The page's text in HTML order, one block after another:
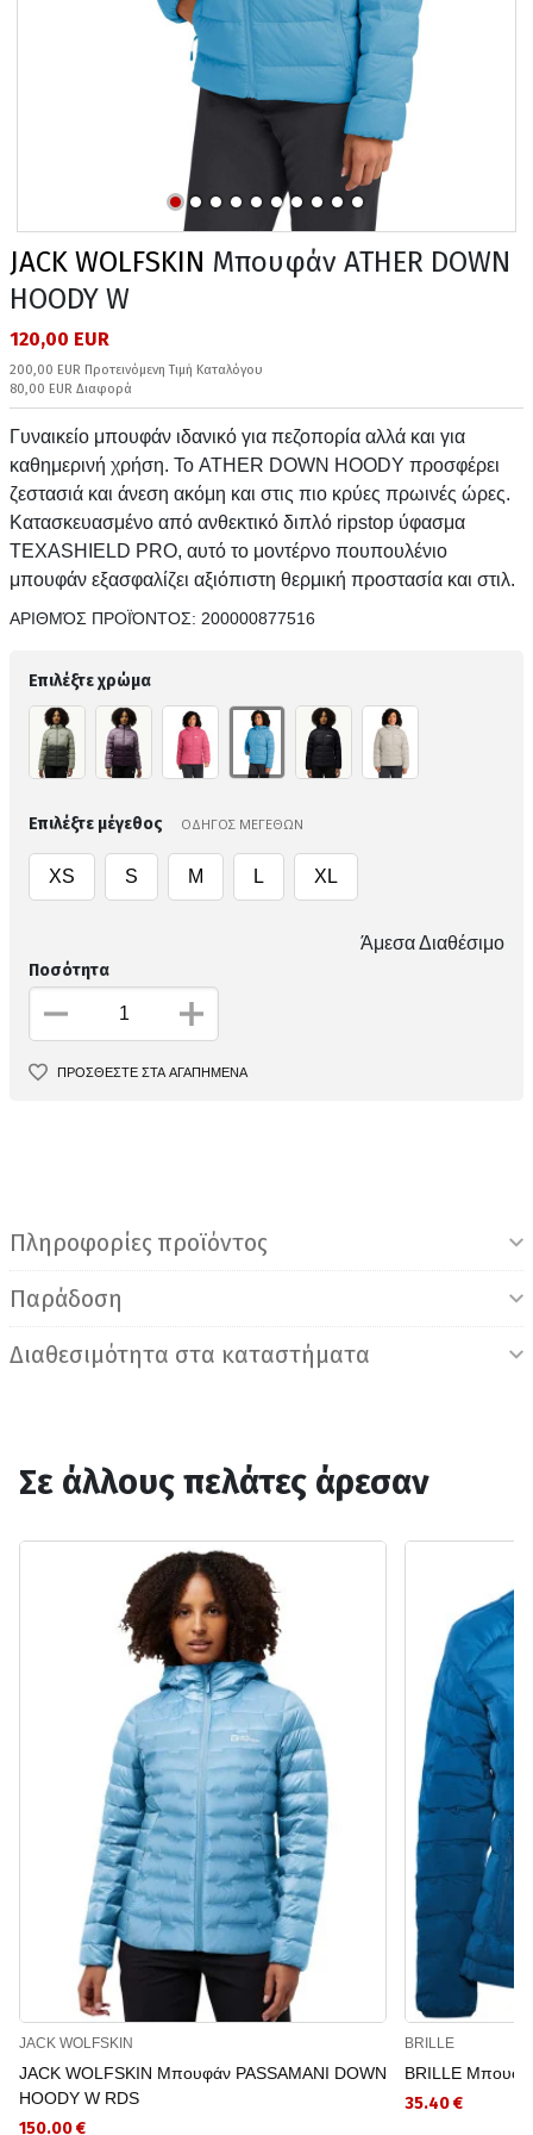
JACK WOLFSKIN Μπουφάν ATHER DOWN
HOODY W
120,00 EUR
200,00 EUR Προτεινόμενη Τιμή Καταλόγου
80,00 EUR Διαφορά
Γυναικείο μπουφάν ιδανικό για πεζοπορία αλλά και για
καθημερινή χρήση. Το ATHER DOWN HOODY προσφέρει
ζεστασιά και άνεση ακόμη και στις πιο κρύες πρωινές ώρες.
Κατασκευασμένο από ανθεκτικό διπλό ripstop ύφασμα
TEXASHIELD PRO, αυτό το μοντέρνο πουπουλένιο
μπουφάν εξασφαλίζει αξιόπιστη θερμική προστασία και στιλ.
ΑΡΙΘΜΌΣ ΠΡΟΪΌΝΤΟΣ: 200000877516
Επιλέξτε χρώμα
Επιλέξτε μέγεθος ΟΔΗΓΟΣ ΜΕΓΕΘΩΝ
XS S M L XL
Άμεσα Διαθέσιμο
Ποσότητα
ΠΡΟΣΘΕΣΤΕ ΣΤΑ ΑΓΑΠΗΜΕΝΑ
Πληροφορίες προϊόντος
Παράδοση
Διαθεσιμότητα στα καταστήματα
Σε άλλους πελάτες άρεσαν
JACK WOLFSKIN
JACK WOLFSKIN Μπουφάν PASSAMANI DOWN
HOODY W RDS
150.00 €
BRILLE
BRILLE
35.40 €